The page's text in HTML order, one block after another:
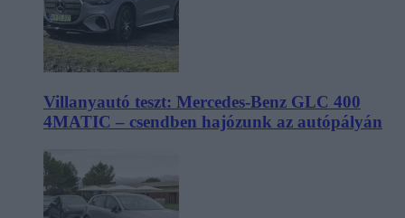
Villanyautó teszt: Mercedes-Benz GLC 400
4MATIC – csendben hajózunk az autópályán